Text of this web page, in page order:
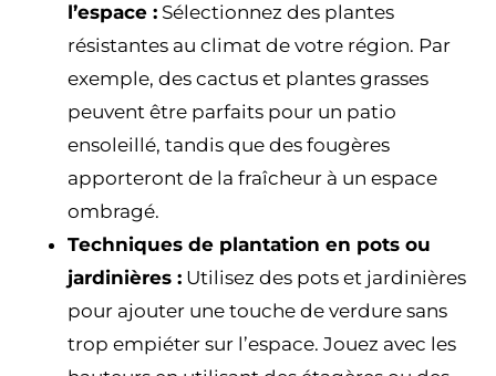
l’espace : Sélectionnez des plantes
résistantes au climat de votre région. Par
exemple, des cactus et plantes grasses
peuvent être parfaits pour un patio
ensoleillé, tandis que des fougères
apporteront de la fraîcheur à un espace
ombragé.
Techniques de plantation en pots ou
jardinières : Utilisez des pots et jardinières
pour ajouter une touche de verdure sans
trop empiéter sur l’espace. Jouez avec les